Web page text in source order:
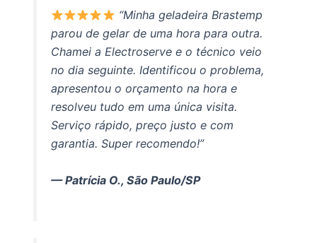
“Minha geladeira Brastemp
parou de gelar de uma hora para outra.
Chamei a Electroserve e o técnico veio
no dia seguinte. Identificou o problema,
apresentou o orçamento na hora e
resolveu tudo em uma única visita.
Serviço rápido, preço justo e com
garantia. Super recomendo!”
— Patrícia O., São Paulo/SP